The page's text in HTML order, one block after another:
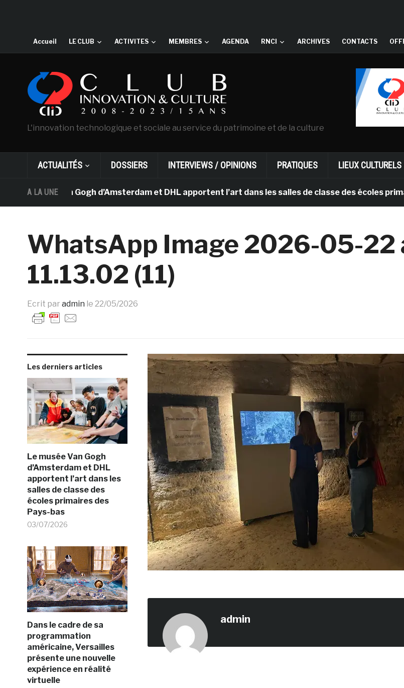
Accueil LE CLUB ACTIVITES MEMBRES AGENDA RNCI ARCHIVES CONTACTS
L'innovation technologique et sociale au service du patrimoine et de la culture
ACTUALITÉS DOSSIERS INTERVIEWS / OPINIONS PRATIQUES LIEUX CULTURELS
A LA UNE
musée Van Gogh d’Amsterdam et DHL apportent l’art dans les salles de classe des écoles primaires
WhatsApp Image 2026-05-22
11.13.02 (11)
Ecrit par admin le 22/05/2026
Les derniers articles
Le musée Van Gogh
d’Amsterdam et DHL
apportent l’art dans les
salles de classe des
écoles primaires des
Pays-bas
03/07/2026
Dans le cadre de sa
programmation
américaine, Versailles
présente une nouvelle
expérience en réalité
virtuelle
admin